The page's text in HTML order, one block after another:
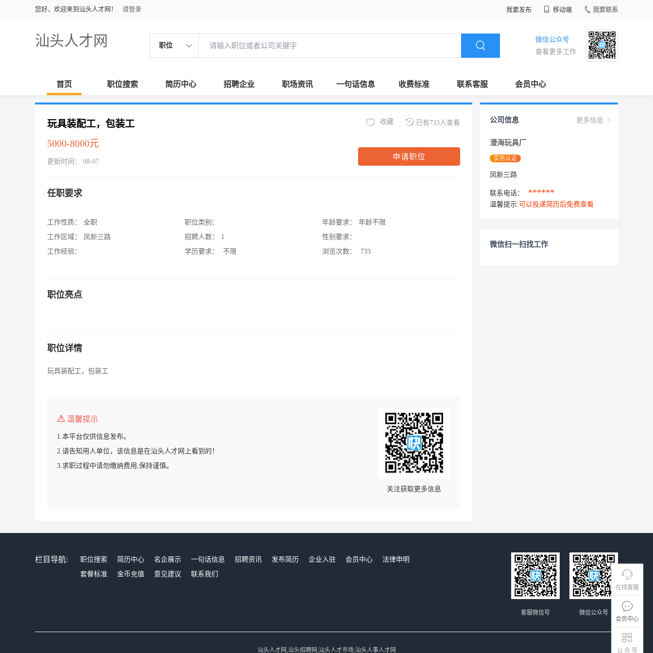
您好，欢迎来到汕头人才网！ 请登录 我要发布 移动端 我要联系
汕头人才网 职位
微信公众号
查看更多工作
首页 职位搜索 简历中心 招聘企业 职场资讯 一句话信息 收费标准 联系客服 会员中心
在线客服
会员中心
公 众 号
玩具装配工，包装工
5000-8000元
更新时间： 08-07
已有733人查看
收藏
申请职位
任职要求
工作性质：
全职
工作区域：
凤新三路
工作经验：
职位类别：
招聘人数：
1
学历要求：
不限
年龄要求：
年龄不限
性别要求：
浏览次数：
733
职位亮点
职位详情
玩具装配工，包装工
温馨提示
1.本平台仅供信息发布。
2.请告知用人单位，该信息是在汕头人才网上看到的！
3.求职过程中请勿缴纳费用,保持谨慎。
关注获取更多信息
更多信息
公司信息
澄海玩具厂
实名认证
凤新三路
联系电话： ******
温馨提示: 可以投递简历后免费查看
微信扫一扫找工作
栏目导航: 职位搜索 简历中心 名企展示 一句话信息 招聘资讯 发布简历 企业入驻 会员中心
法律申明
套餐标准
金币充值 意见建议 联系我们
微信公众号
客服微信号
汕头人才网,汕头招聘网,汕头人才市场,汕头人事人才网